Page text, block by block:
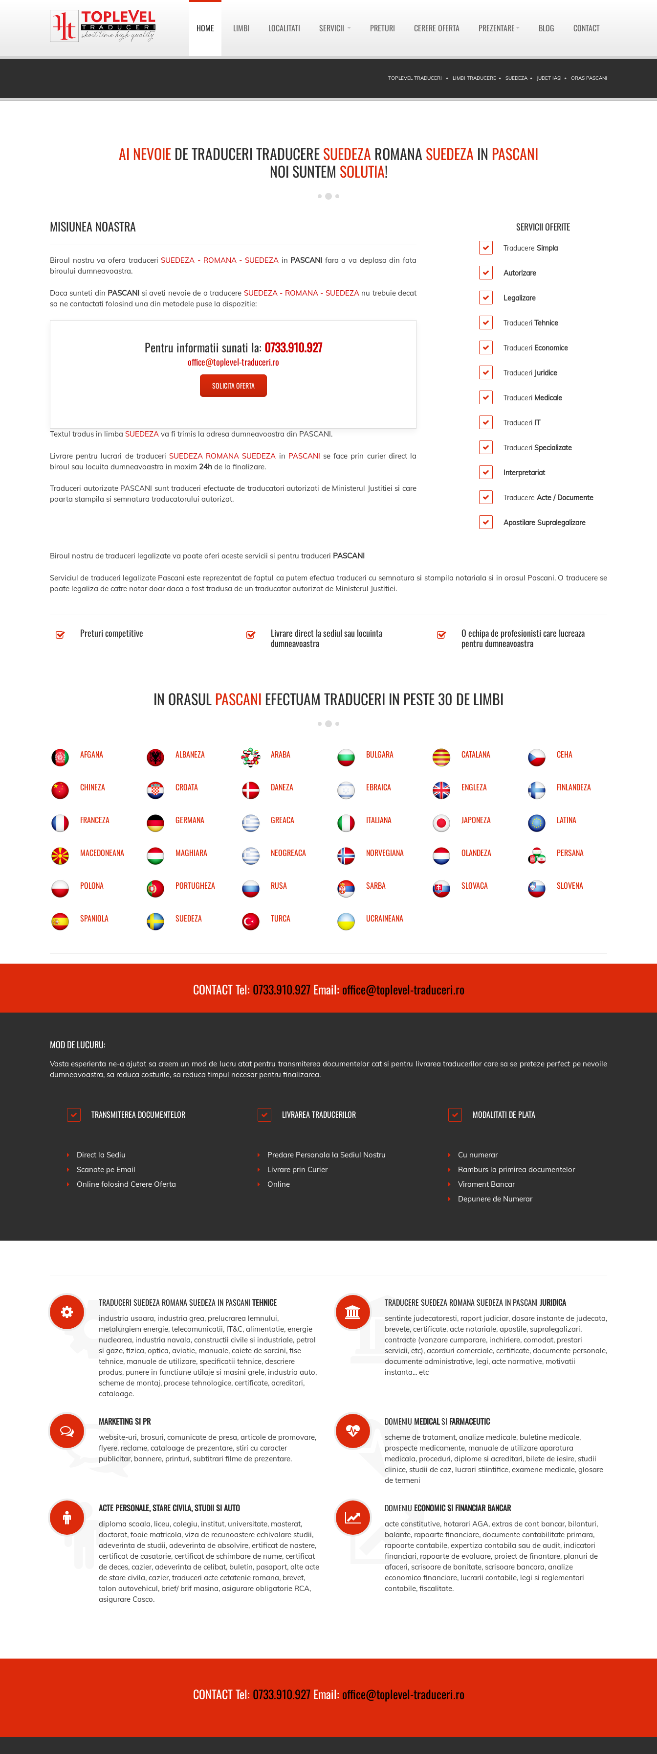
HOME LIMBI LOCALITATI SERVICII PRETURI CERERE OFERTA PREZENTARE BLOG CONTACT
TOPLEVEL TRADUCERI LIMBI TRADUCERE SUEDEZA JUDET IASI ORAS PASCANI
AI NEVOIE DE TRADUCERI TRADUCERESUEDEZA ROMANA SUEDEZA IN PASCANI
NOI SUNTEM SOLUTIA!
MISIUNEA NOASTRA
Biroul nostru va ofera traduceriSUEDEZA - ROMANA - SUEDEZA in PASCANI fara a va deplasa din fata
biroului dumneavoastra.
Daca sunteti din PASCANI si aveti nevoie de o traducere SUEDEZA - ROMANA - SUEDEZAnu trebuie decat
sa ne contactati folosind una din metodele puse la dispozitie:
Pentru informatii sunati la: 0733.910.927
office@toplevel-traduceri.ro
SOLICITA OFERTA
Textul tradus in limba SUEDEZA va fi trimis la adresa dumneavoastra din PASCANI.
Livrare pentru lucrari de traduceri SUEDEZA ROMANA SUEDEZA in PASCANI se face prin curier direct la
biroul sau locuita dumneavoastra in maxim 24h de la finalizare.
Traduceri autorizate PASCANI sunt traduceri efectuate de traducatori autorizati de Ministerul Justitiei si care
poarta stampila si semnatura traducatorului autorizat.
SERVICII OFERITE
Traducere Simpla
Autorizare
Legalizare
Traduceri Tehnice
Traduceri Economice
Traduceri Juridice
Traduceri Medicale
Traduceri IT
Traduceri Specializate
Interpretariat
Traducere Acte / Documente
Apostilare Supralegalizare
Biroul nostru de traduceri legalizate va poate oferi aceste servicii si pentru traduceri PASCANI
Serviciul de traduceri legalizate Pascani este reprezentat de faptul ca putem efectua traduceri cu semnatura si stampila notariala si in orasul Pascani. O traducere se
poate legaliza de catre notar doar daca a fost tradusa de un traducator autorizat de Ministerul Justitiei.
Preturi competitive
Livrare direct la sediul sau locuinta
dumneavoastra
O echipa de profesionisti care lucreaza
pentru dumneavoastra
IN ORASULPASCANI EFECTUAM TRADUCERI IN PESTE 30 DE LIMBI
AFGANA ALBANEZA ARABA BULGARA CATALANA CEHA
CHINEZA CROATA DANEZA EBRAICA ENGLEZA FINLANDEZA
FRANCEZA GERMANA GREACA ITALIANA JAPONEZA LATINA
MACEDONEANA MAGHIARA NEOGREACA NORVEGIANA OLANDEZA PERSANA
POLONA PORTUGHEZA RUSA SARBA SLOVACA SLOVENA
SPANIOLA SUEDEZA TURCA UCRAINEANA
CONTACT Tel: 0733.910.927Email: office@toplevel-traduceri.ro
MOD DE LUCURU:
Vasta esperienta ne-a ajutat sa creem un mod de lucru atat pentru transmiterea documentelor cat si pentru livrarea traducerilor care sa se preteze perfect pe nevoile
dumneavoastra, sa reduca costurile, sa reduca timpul necesar pentru finalizarea.
TRANSMITEREA DOCUMENTELOR
Direct la Sediu
Scanate pe Email
Online folosind Cerere Oferta
LIVRAREA TRADUCERILOR
Predare Personala la Sediul Nostru
Livrare prin Curier
Online
MODALITATI DE PLATA
Cu numerar
Ramburs la primirea documentelor
Virament Bancar
Depunere de Numerar
TRADUCERI SUEDEZA ROMANA SUEDEZA IN PASCANI TEHNICE
industria usoara, industria grea, prelucrarea lemnului,
metalurgiem energie, telecomunicatii, IT&C, alimentatie, energie
nuclearea, industria navala, constructii civile si industriale, petrol
si gaze, fizica, optica, aviatie, manuale, caiete de sarcini, fise
tehnice, manuale de utilizare, specificatii tehnice, descriere
produs, punere in functiune utilaje si masini grele, industria auto,
scheme de montaj, procese tehnologice, certificate, acreditari,
cataloage.
TRADUCERE SUEDEZA ROMANA SUEDEZA IN PASCANI JURIDICA
sentinte judecatoresti, raport judiciar, dosare instante de judecata,
brevete, certificate, acte notariale, apostile, supralegalizari,
contracte (vanzare cumparare, inchiriere, comodat, prestari
servicii, etc), acorduri comerciale, certificate, documente personale,
documente administrative, legi, acte normative, motivatii
instanta... etc
MARKETING SI PR
website-uri, brosuri, comunicate de presa, articole de promovare,
flyere, reclame, cataloage de prezentare, stiri cu caracter
publicitar, bannere, printuri, subtitrari filme de prezentare.
DOMENIU MEDICALSI FARMACEUTIC
scheme de tratament, analize medicale, buletine medicale,
prospecte medicamente, manuale de utilizare aparatura
medicala, proceduri, diplome si acreditari, bilete de iesire, studii
clinice, studii de caz, lucrari stiintifice, examene medicale, glosare
de termeni
ACTE PERSONALE, STARE CIVILA, STUDII SI AUTO
diploma scoala, liceu, colegiu, institut, universitate, masterat,
doctorat, foaie matricola, viza de recunoastere echivalare studii,
adeverinta de studii, adeverinta de absolvire, ertificat de nastere,
certificat de casatorie, certificat de schimbare de nume, certificat
de deces, cazier, adeverinta de celibat, buletin, pasaport, alte acte
de stare civila, cazier, traduceri acte cetatenie romana, brevet,
talon autovehicul, brief/ brif masina, asigurare obligatorie RCA,
asigurare Casco.
DOMENIU ECONOMIC SI FINANCIAR BANCAR
acte constitutive, hotarari AGA, extras de cont bancar, bilanturi,
balante, rapoarte financiare, documente contabilitate primara,
rapoarte contabile, expertiza contabila sau de audit, indicatori
financiari, rapoarte de evaluare, proiect de finantare, planuri de
afaceri, scrisoare de bonitate, scrisoare bancara, analize
economico financiare, lucrarii contabile, legi si reglementari
contabile, fiscalitate.
CONTACT Tel: 0733.910.927Email: office@toplevel-traduceri.ro